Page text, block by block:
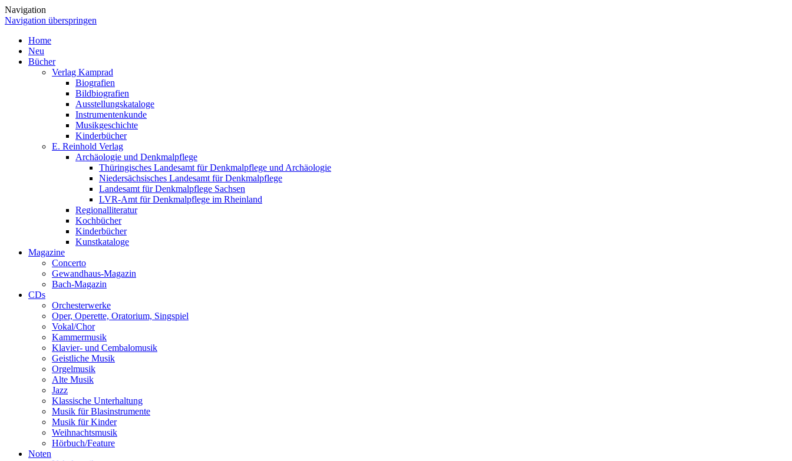
Navigation
Navigation überspringen
Home
Neu
Bücher
Verlag Kamprad
Biografien
Bildbiografien
Ausstellungskataloge
Instrumentenkunde
Musikgeschichte
Kinderbücher
E. Reinhold Verlag
Archäologie und Denkmalpflege
Thüringisches Landesamt für Denkmalpflege und Archäologie
Niedersächsisches Landesamt für Denkmalpflege
Landesamt für Denkmalpflege Sachsen
LVR-Amt für Denkmalpflege im Rheinland
Regionalliteratur
Kochbücher
Kinderbücher
Kunstkataloge
Magazine
Concerto
Gewandhaus-Magazin
Bach-Magazin
CDs
Orchesterwerke
Oper, Operette, Oratorium, Singspiel
Vokal/Chor
Kammermusik
Klavier- und Cembalomusik
Geistliche Musik
Orgelmusik
Alte Musik
Jazz
Klassische Unterhaltung
Musik für Blasinstrumente
Musik für Kinder
Weihnachtsmusik
Hörbuch/Feature
Noten